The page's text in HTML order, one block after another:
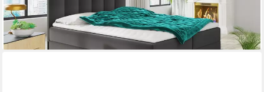
-33%
lieferbar - in 3-4 Werktagen bei dir
+2